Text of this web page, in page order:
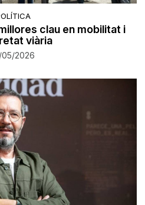
clau en mobilitat i
viària
05/2026